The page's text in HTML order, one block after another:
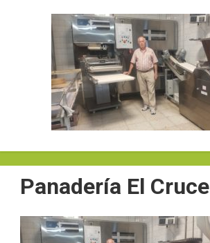
Panadería El Cruce